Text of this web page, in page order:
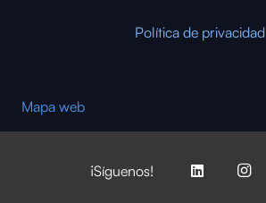
Política de privacidad
Mapa web
¡Síguenos!